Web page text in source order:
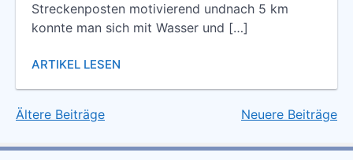
Streckenposten motivierend undnach 5 km
konnte man sich mit Wasser und […]
ARTIKEL LESEN
Beitragsnavigation
Ältere Beiträge Neuere Beiträge